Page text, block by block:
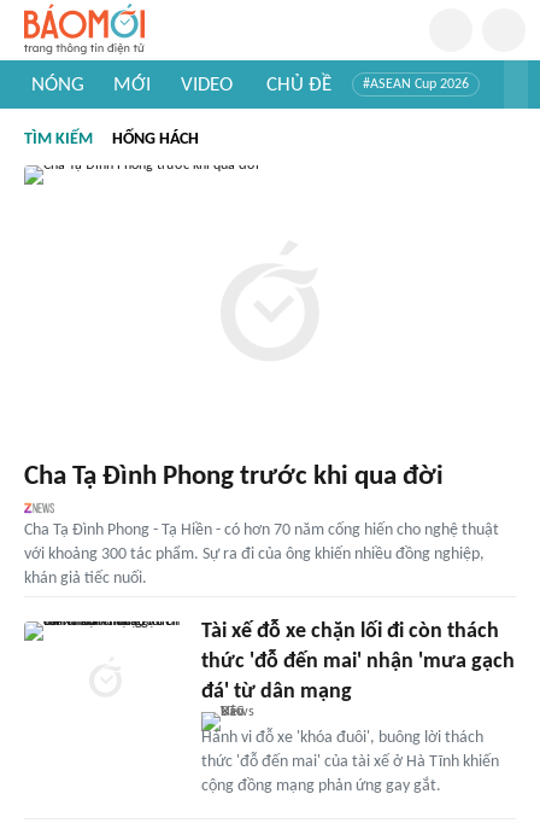
NÓNG MỚI VIDEO CHỦ ĐỀ #ASEAN Cup 2026
#Khám phá thế giới
TÌM KIẾM HỐNG HÁCH
Cha Tạ Đình Phong trước khi qua đời
Cha Tạ Đình Phong - Tạ Hiền - có hơn 70 năm cống hiến cho nghệ thuật
với khoảng 300 tác phẩm. Sự ra đi của ông khiến nhiều đồng nghiệp,
khán giả tiếc nuối.
Tài xế đỗ xe chặn lối đi còn thách
thức 'đỗ đến mai' nhận 'mưa gạch
đá' từ dân mạng
Hành vi đỗ xe 'khóa đuôi', buông lời thách
thức 'đỗ đến mai' của tài xế ở Hà Tĩnh khiến
cộng đồng mạng phản ứng gay gắt.